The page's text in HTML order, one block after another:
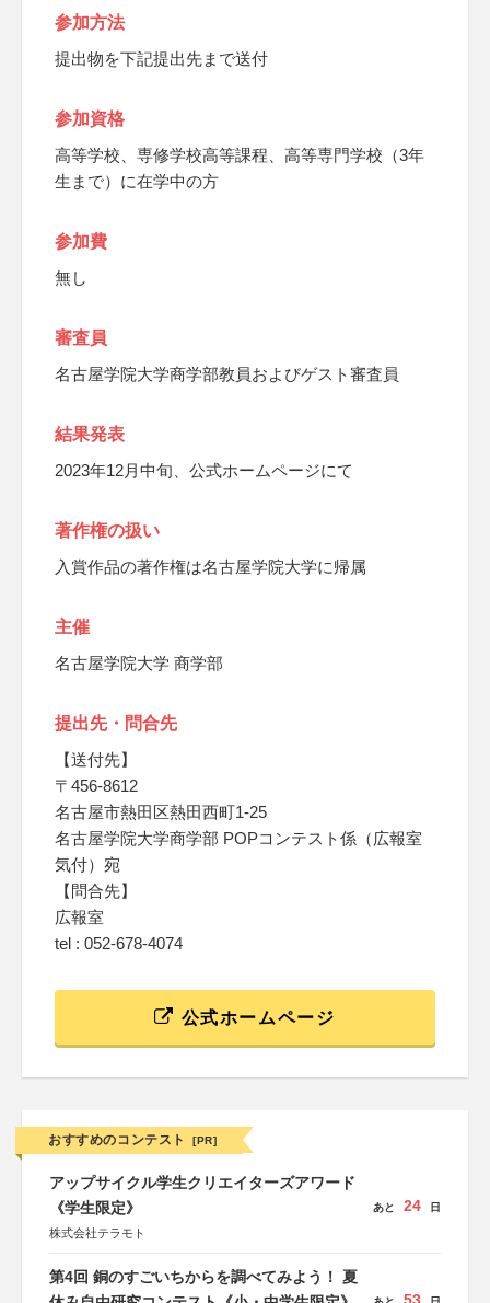
参加方法
提出物を下記提出先まで送付
参加資格
高等学校、専修学校高等課程、高等専門学校（3年
生まで）に在学中の方
参加費
無し
審査員
名古屋学院大学商学部教員およびゲスト審査員
結果発表
2023年12月中旬、公式ホームページにて
著作権の扱い
入賞作品の著作権は名古屋学院大学に帰属
主催
名古屋学院大学 商学部
提出先・問合先
【送付先】
〒456-8612
名古屋市熱田区熱田西町1-25
名古屋学院大学商学部 POPコンテスト係（広報室
気付）宛
【問合先】
広報室
tel : 052-678-4074
公式ホームページ
おすすめのコンテスト [PR]
アップサイクル学生クリエイターズアワード
《学生限定》
株式会社テラモト
あと 24 日
第4回 銅のすごいちからを調べてみよう！ 夏